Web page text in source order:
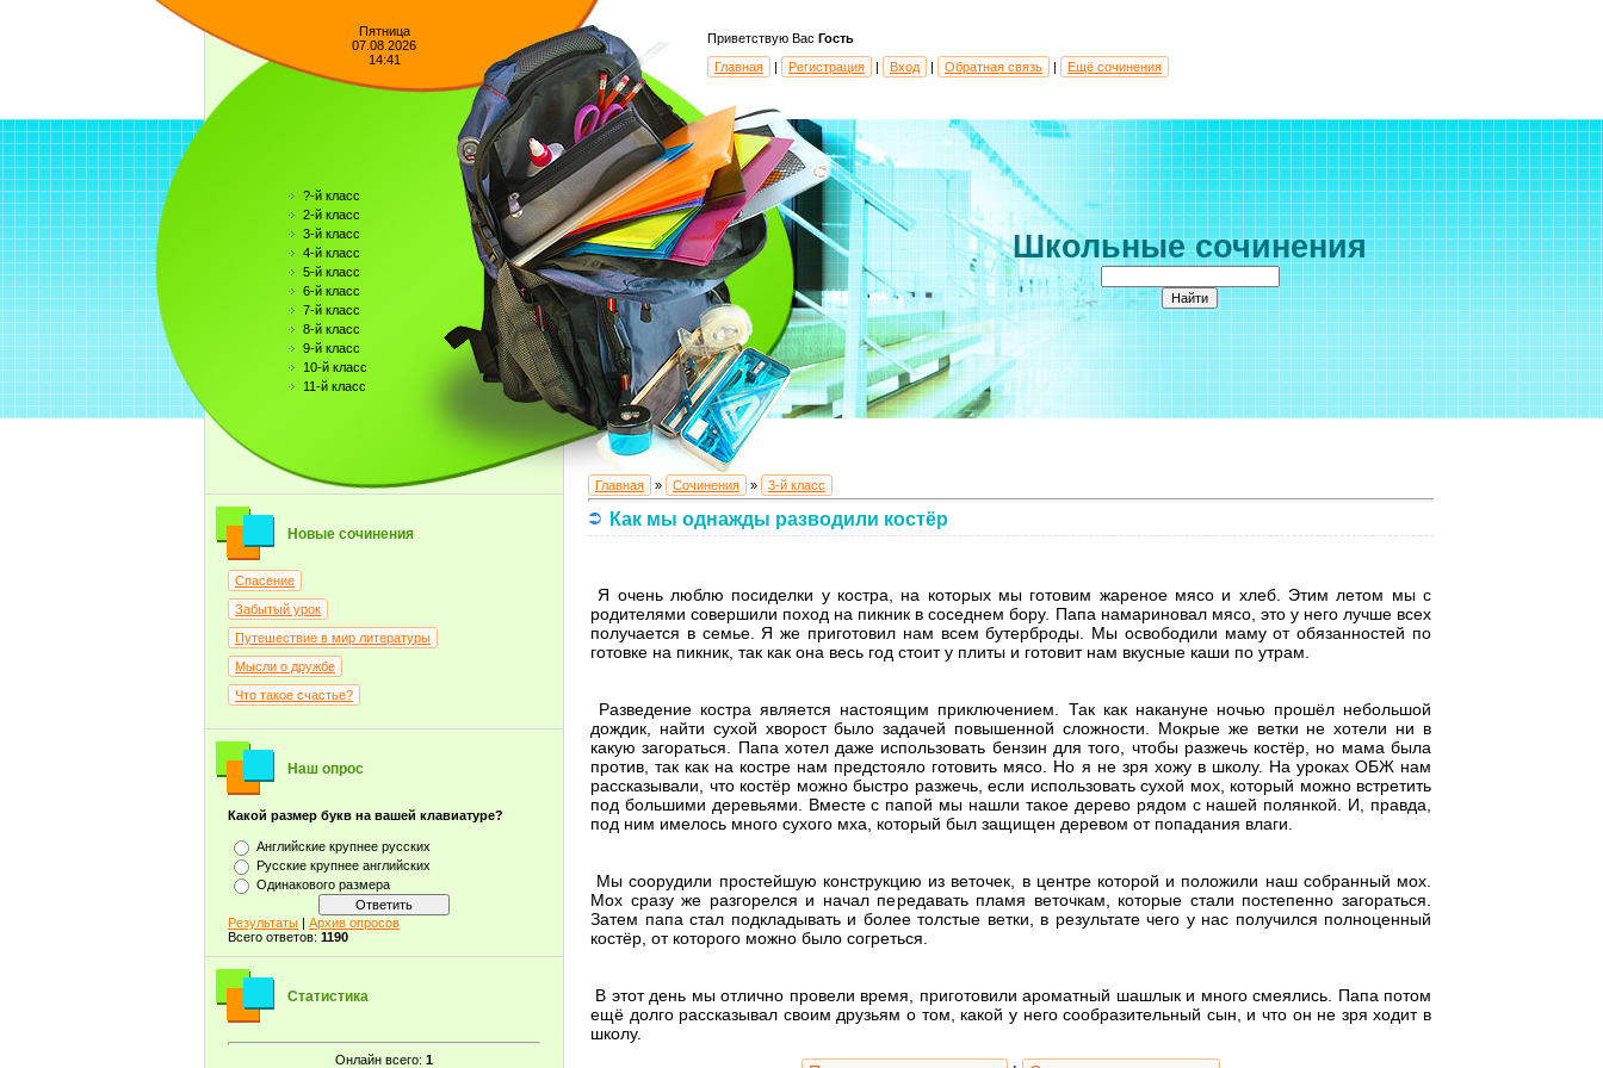
Пятница
07.08.2026
14:41
?-й класс
2-й класс
3-й класс
4-й класс
5-й класс
6-й класс
7-й класс
8-й класс
9-й класс
10-й класс
11-й класс
Новые сочинения
Спасение
Забытый урок
Путешествие в мир литературы
Мысли о дружбе
Что такое счастье?
Наш опрос
Какой размер букв на вашей клавиатуре?
Английские крупнее русских
Русские крупнее английских
Одинакового размера
Результаты | Архив опросов
Всего ответов: 1190
Статистика
Онлайн всего: 1
Приветствую Вас Гость
Главная
| Регистрация | Вход | Обратная связь | Ещё сочинения
Школьные сочинения
Главная » Сочинения » 3-й класс
Как мы однажды разводили костёр
Я очень люблю посиделки у костра, на которых мы готовим жареное мясо и хлеб. Этим летом мы с
родителями совершили поход на пикник в соседнем бору. Папа намариновал мясо, это у него лучше всех
получается в семье. Я же приготовил нам всем бутерброды. Мы освободили маму от обязанностей по
готовке на пикник, так как она весь год стоит у плиты и готовит нам вкусные каши по утрам.
Разведение костра является настоящим приключением. Так как накануне ночью прошёл небольшой
дождик, найти сухой хворост было задачей повышенной сложности. Мокрые же ветки не хотели ни в
какую загораться. Папа хотел даже использовать бензин для того, чтобы разжечь костёр, но мама была
против, так как на костре нам предстояло готовить мясо. Но я не зря хожу в школу. На уроках ОБЖ нам
рассказывали, что костёр можно быстро разжечь, если использовать сухой мох, который можно встретить
под большими деревьями. Вместе с папой мы нашли такое дерево рядом с нашей полянкой. И, правда,
под ним имелось много сухого мха, который был защищен деревом от попадания влаги.
Мы соорудили простейшую конструкцию из веточек, в центре которой и положили наш собранный мох.
Мох сразу же разгорелся и начал передавать пламя веточкам, которые стали постепенно загораться.
Затем папа стал подкладывать и более толстые ветки, в результате чего у нас получился полноценный
костёр, от которого можно было согреться.
В этот день мы отлично провели время, приготовили ароматный шашлык и много смеялись. Папа потом
ещё долго рассказывал своим друзьям о том, какой у него сообразительный сын, и что он не зря ходит в
школу.